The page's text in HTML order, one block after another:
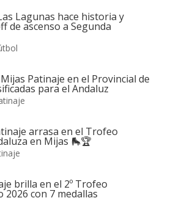
Lagunas hace historia y
de ascenso a Segunda
Patinaje en el Provincial de
para el Andaluz
arrasa en el Trofeo
en Mijas 🛼🏆
brilla en el 2º Trofeo
2026 con 7 medallas